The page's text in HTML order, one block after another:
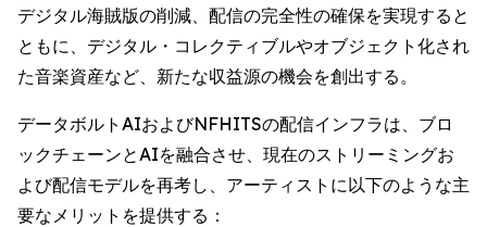
デジタル海賊版の削減、配信の完全性の確保を実現すると
ともに、デジタル・コレクティブルやオブジェクト化され
た音楽資産など、新たな収益源の機会を創出する。
データボルトAIおよびNFHITSの配信インフラは、ブロ
ックチェーンとAIを融合させ、現在のストリーミングお
よび配信モデルを再考し、アーティストに以下のような主
要なメリットを提供する：